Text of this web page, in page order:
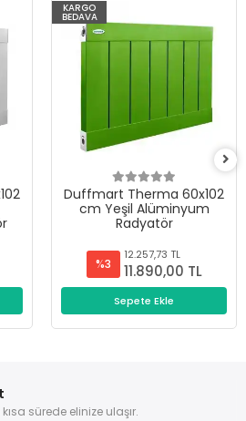
KARGO
BEDAVA
Duffmart Therma 60x102
cm Yeşil Alüminyum
Radyatör
%3
12.257,73 TL
11.890,00 TL
Sepete Ekle
sürede elinize ulaşır.